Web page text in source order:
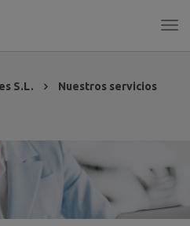
S.L. Nuestros servicios